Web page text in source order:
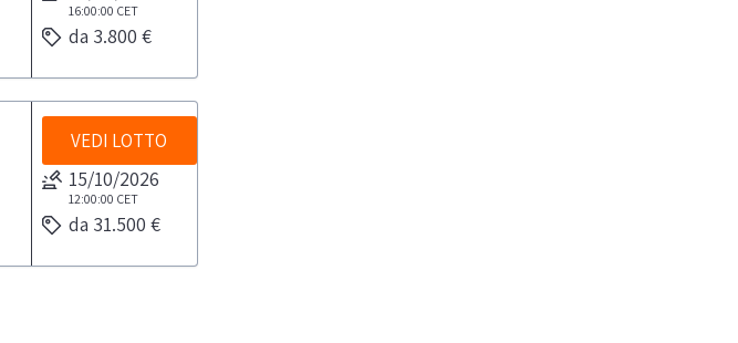
16:00:00 CET
da 3.800 €
VEDI LOTTO
15/10/2026
12:00:00 CET
da 31.500 €